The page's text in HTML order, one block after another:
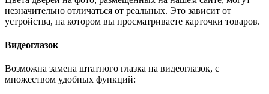
незначительно отличаться от реальных. Это зависит от
устройства, на котором вы просматриваете карточки товаров.
Видеоглазок
Возможна замена штатного глазка на видеоглазок, с
множеством удобных функций: